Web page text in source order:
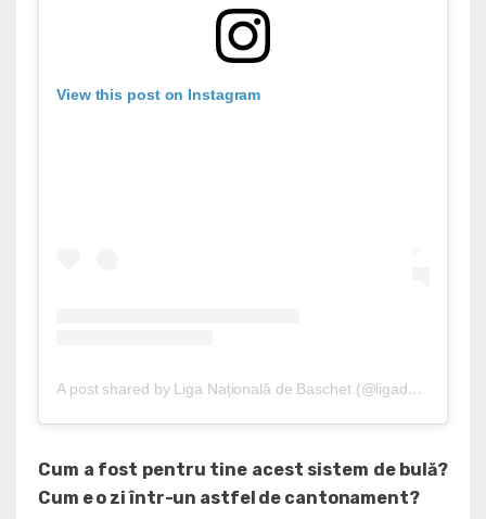
View this post on Instagram
A post shared by Liga Națională de Baschet (@ligadebaschet)
Cum a fost pentru tine acest sistem de bulă?
Cum e o zi într-un astfel de cantonament?